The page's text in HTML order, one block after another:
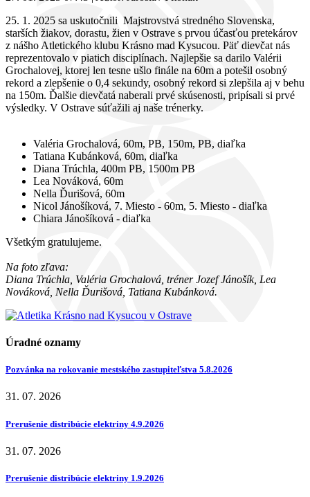
25. 1. 2025 sa uskutočnili Majstrovstvá stredného Slovenska,
starších žiakov, dorastu, žien v Ostrave s prvou účasťou pretekárov
z nášho Atletického klubu Krásno mad Kysucou. Päť dievčat nás
reprezentovalo v piatich disciplínach. Najlepšie sa darilo Valérii
Grochalovej, ktorej len tesne ušlo finále na 60m a potešil osobný
rekord a zlepšenie o 0,4 sekundy, osobný rekord si zlepšila aj v behu
na 150m. Ďalšie dievčatá naberali prvé skúsenosti, pripísali si prvé
výsledky. V Ostrave súťažili aj naše trénerky.
Valéria Grochalová, 60m, PB, 150m, PB, diaľka
Tatiana Kubánková, 60m, diaľka
Diana Trúchla, 400m PB, 1500m PB
Lea Nováková, 60m
Nella Ďurišová, 60m
Nicol Jánošíková, 7. Miesto - 60m, 5. Miesto - diaľka
Chiara Jánošíková - diaľka
Všetkým gratulujeme.
Na foto zľava:
Diana Trúchla, Valéria Grochalová, tréner Jozef Jánošík, Lea
Nováková, Nella Ďurišová, Tatiana Kubánková.
Úradné oznamy
Pozvánka na rokovanie mestského zastupiteľstva 5.8.2026
31. 07. 2026
Prerušenie distribúcie elektriny 4.9.2026
31. 07. 2026
Prerušenie distribúcie elektriny 1.9.2026